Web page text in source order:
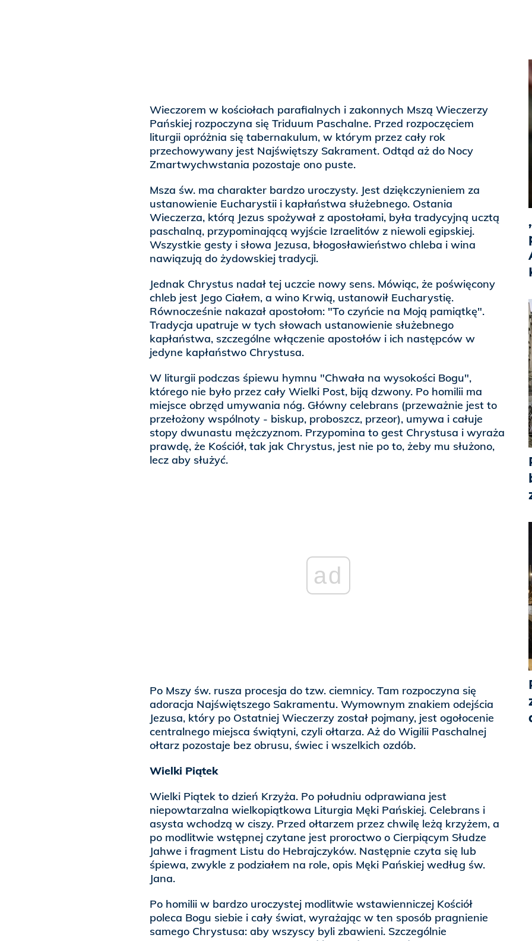
Wieczorem w kościołach parafialnych i zakonnych Mszą Wieczerzy
Pańskiej rozpoczyna się Triduum Paschalne. Przed rozpoczęciem
liturgii opróżnia się tabernakulum, w którym przez cały rok
przechowywany jest Najświętszy Sakrament. Odtąd aż do Nocy
Zmartwychwstania pozostaje ono puste.
Msza św. ma charakter bardzo uroczysty. Jest dziękczynieniem za
ustanowienie Eucharystii i kapłaństwa służebnego. Ostania
Wieczerza, którą Jezus spożywał z apostołami, była tradycyjną ucztą
paschalną, przypominającą wyjście Izraelitów z niewoli egipskiej.
Wszystkie gesty i słowa Jezusa, błogosławieństwo chleba i wina
nawiązują do żydowskiej tradycji.
Jednak Chrystus nadał tej uczcie nowy sens. Mówiąc, że poświęcony
chleb jest Jego Ciałem, a wino Krwią, ustanowił Eucharystię.
Równocześnie nakazał apostołom: "To czyńcie na Moją pamiątkę".
Tradycja upatruje w tych słowach ustanowienie służebnego
kapłaństwa, szczególne włączenie apostołów i ich następców w
jedyne kapłaństwo Chrystusa.
W liturgii podczas śpiewu hymnu "Chwała na wysokości Bogu",
którego nie było przez cały Wielki Post, biją dzwony. Po homilii ma
miejsce obrzęd umywania nóg. Główny celebrans (przeważnie jest to
przełożony wspólnoty - biskup, proboszcz, przeor), umywa i całuje
stopy dwunastu mężczyznom. Przypomina to gest Chrystusa i wyraża
prawdę, że Kościół, tak jak Chrystus, jest nie po to, żeby mu służono,
lecz aby służyć.
ad
Po Mszy św. rusza procesja do tzw. ciemnicy. Tam rozpoczyna się
adoracja Najświętszego Sakramentu. Wymownym znakiem odejścia
Jezusa, który po Ostatniej Wieczerzy został pojmany, jest ogołocenie
centralnego miejsca świątyni, czyli ołtarza. Aż do Wigilii Paschalnej
ołtarz pozostaje bez obrusu, świec i wszelkich ozdób.
Wielki Piątek
Wielki Piątek to dzień Krzyża. Po południu odprawiana jest
niepowtarzalna wielkopiątkowa Liturgia Męki Pańskiej. Celebrans i
asysta wchodzą w ciszy. Przed ołtarzem przez chwilę leżą krzyżem, a
po modlitwie wstępnej czytane jest proroctwo o Cierpiącym Słudze
Jahwe i fragment Listu do Hebrajczyków. Następnie czyta się lub
śpiewa, zwykle z podziałem na role, opis Męki Pańskiej według św.
Jana.
Po homilii w bardzo uroczystej modlitwie wstawienniczej Kościół
poleca Bogu siebie i cały świat, wyrażając w ten sposób pragnienie
samego Chrystusa: aby wszyscy byli zbawieni. Szczególnie